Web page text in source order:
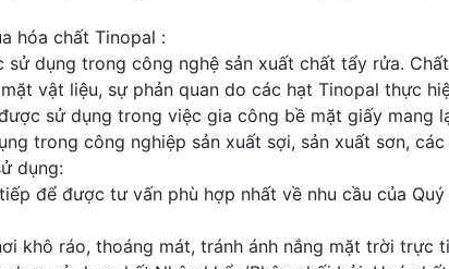
hóa chất Tinopal :
sử dụng trong công nghệ sản xuất chất tẩy rửa.
vật liệu, sự phản quan do các hạt Tinopal thực
sử dụng trong việc gia công bề mặt giấy mang
trong công nghiệp sản xuất sợi, sản xuất sơn,
dụng:
để được tư vấn phù hợp nhất về nhu cầu của Quý
khô ráo, thoáng mát, tránh ánh nắng mặt trời trực